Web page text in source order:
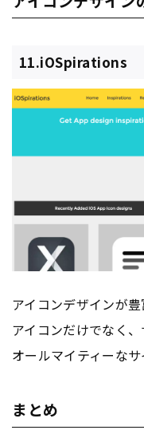
11.iOSpirations
アイコンデザインが豊
アイコンだけでなく
オールマイティーなサ
まとめ